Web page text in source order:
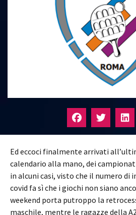
Ed eccoci finalmente arrivati
calendario alla mano, dei
in alcuni casi, visto che il numero di
covid fa sì che i giochi non siano
weekend porta putroppo la
maschile, mentre le ragazze della